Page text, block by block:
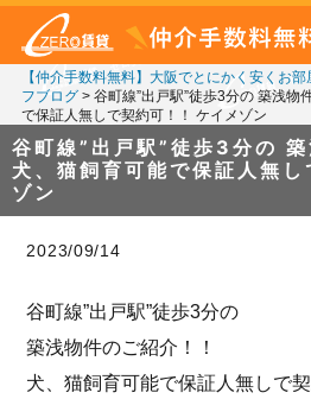
【仲介手数料無料】大阪でとにかく安くお
フブログ> 谷町線”出戸駅”徒歩3分の 築浅物
で保証人無しで契約可！！ ケイメゾン
谷町線”出戸駅”徒歩3分の 築
犬、猫飼育可能で保証人無
ゾン
2023/09/14
谷町線”出戸駅”徒歩3分の
築浅物件のご紹介！！
犬、猫飼育可能で保証人無しで契